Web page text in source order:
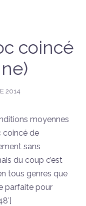
coincé
2014
moyennes
coincé de
sans
du coup c’est
tous genres que
parfaite pour